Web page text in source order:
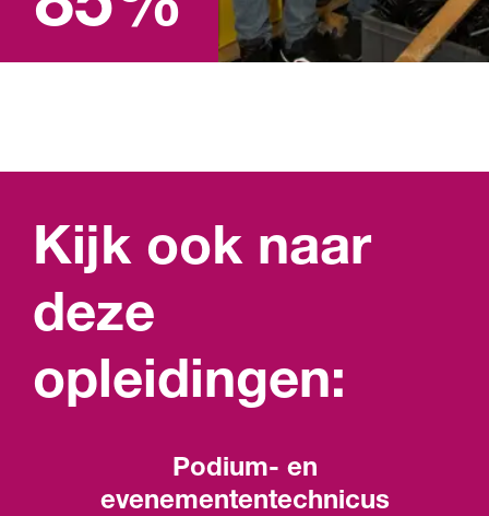
Lees meer over studie in
cijfers
Kijk ook naar
deze
opleidingen:
Podium- en
evenemententechnicus